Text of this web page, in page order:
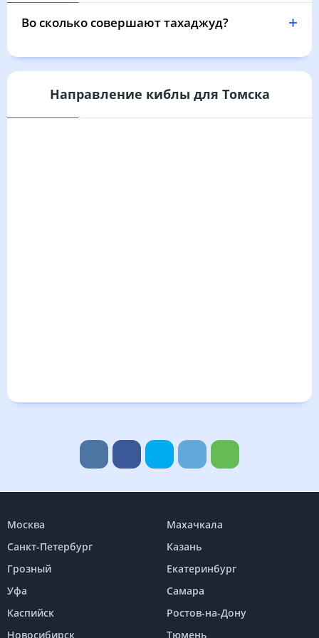
Во сколько совершают тахаджуд?
Направление киблы для Томска
Москва
Махачкала
Санкт-Петербург
Казань
Грозный
Екатеринбург
Уфа
Самара
Каспийск
Ростов-на-Дону
Новосибирск
Тюмень